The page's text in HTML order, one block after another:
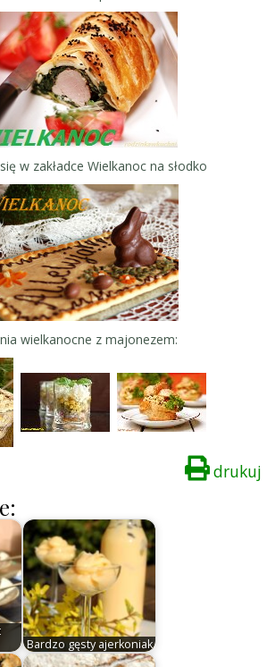
w zakładce Wielkanoc na słodko
wielkanocne z majonezem:
drukuj
Bardzo gęsty ajerkoniak